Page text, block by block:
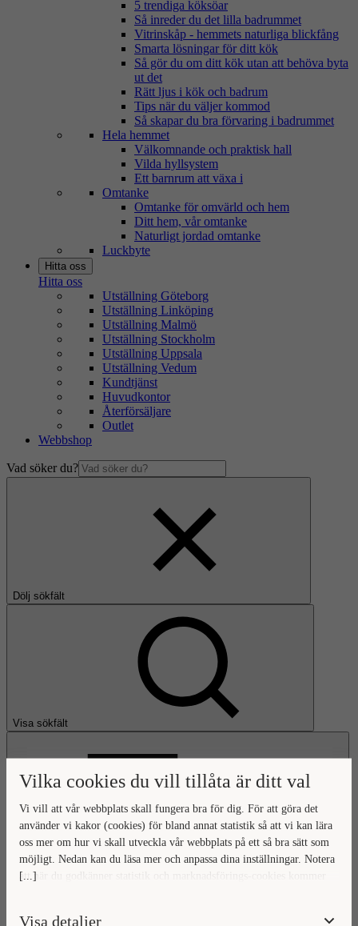
Vilka cookies du vill tillåta är ditt val
[...]
Vi vill att vår webbplats skall fungera bra för dig. För att göra det
använder vi kakor (cookies) för bland annat statistik så att vi kan lära
oss mer om hur vi skall utveckla vår webbplats på ett så bra sätt som
möjligt. Nedan kan du läsa mer och anpassa dina inställningar. Notera
att när du godkänner statistik och marknadsförings-cookies kommer
Visa detaljer
5 trendiga köksöar
Så inreder du det lilla badrummet
Vitrinskåp - hemmets naturliga blickfång
Smarta lösningar för ditt kök
Så gör du om ditt kök utan att behöva byta
ut det
Rätt ljus i kök och badrum
Tips när du väljer kommod
Så skapar du bra förvaring i badrummet
Hela hemmet
Välkomnande och praktisk hall
Vilda hyllsystem
Ett barnrum att växa i
Omtanke
Omtanke för omvärld och hem
Ditt hem, vår omtanke
Naturligt jordad omtanke
Luckbyte
Hitta oss
Hitta oss
Utställning Göteborg
Utställning Linköping
Utställning Malmö
Utställning Stockholm
Utställning Uppsala
Utställning Vedum
Kundtjänst
Huvudkontor
Återförsäljare
Outlet
Webbshop
Vad söker du?
Dölj sökfält
Visa sökfält
Gå till startsidan